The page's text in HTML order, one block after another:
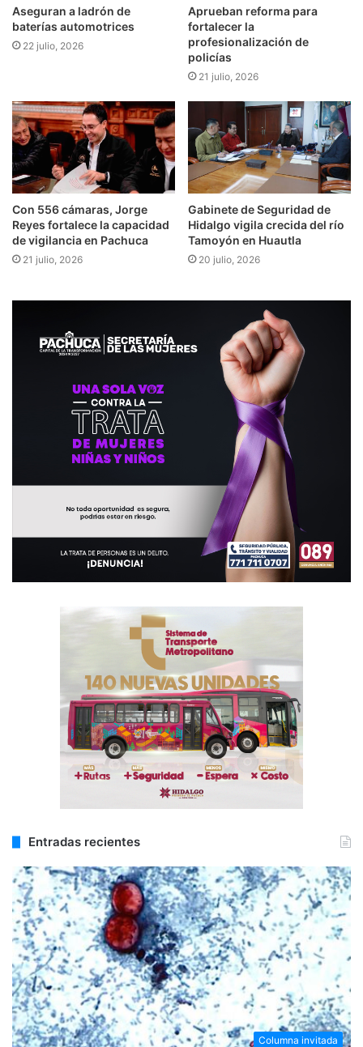
Aseguran a ladrón de
baterías automotrices
22 julio, 2026
Aprueban reforma para
fortalecer la
profesionalización de
policías
21 julio, 2026
Con 556 cámaras, Jorge
Reyes fortalece la capacidad
de vigilancia en Pachuca
21 julio, 2026
Gabinete de Seguridad de
Hidalgo vigila crecida del río
Tamoyón en Huautla
20 julio, 2026
Entradas recientes
Columna invitada